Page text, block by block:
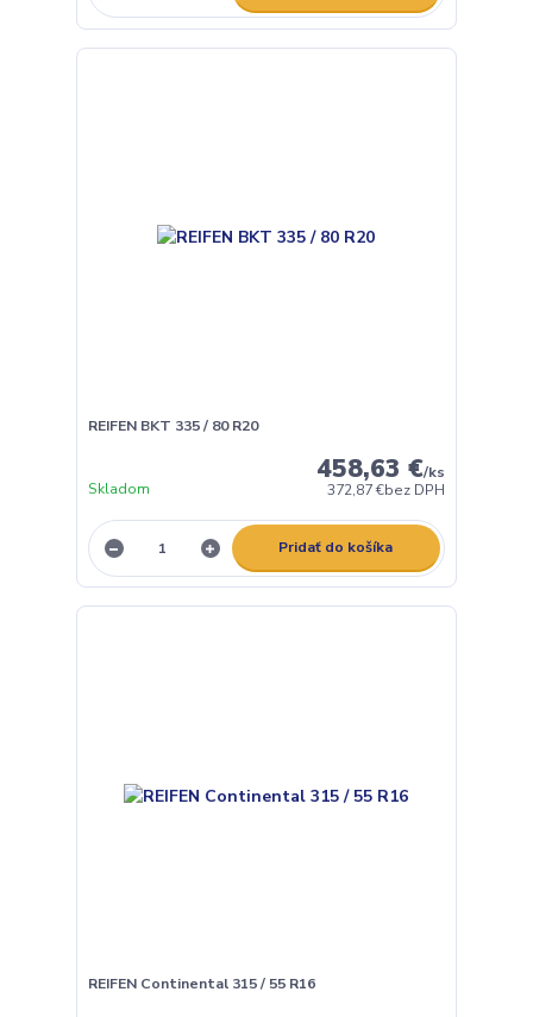
REIFEN BKT 335 / 80 R20
458,63 €/ks
372,87 €bez DPH
Skladom
Pridať do košíka
REIFEN Continental 315 / 55 R16